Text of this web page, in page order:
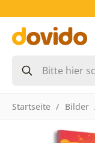
Startseite Bilder